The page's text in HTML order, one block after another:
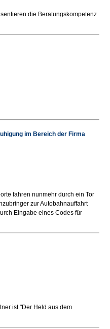
die Beratungskompetenz
im Bereich der Firma
fahren nunmehr durch ein Tor
zur Autobahnauffahrt
Eingabe eines Codes für
ist "Der Held aus dem